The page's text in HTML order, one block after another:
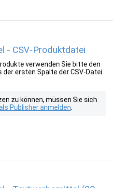
- CSV-Produktdatei
verwenden Sie bitte den
ersten Spalte der CSV-Datei
zu können, müssen Sie sich
Publisher anmelden